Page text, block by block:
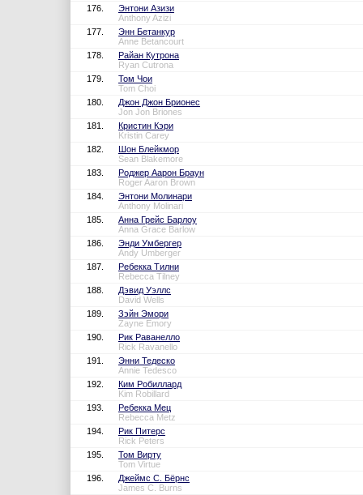
176.
Энтони Азизи
Anthony Azizi
177.
Энн Бетанкур
Anne Betancourt
178.
Райан Кутрона
Ryan Cutrona
179.
Том Чои
Tom Choi
180.
Джон Джон Брионес
Jon Jon Briones
181.
Кристин Кэри
Kristin Carey
182.
Шон Блейкмор
Sean Blakemore
183.
Роджер Аарон Браун
Roger Aaron Brown
184.
Энтони Молинари
Anthony Molinari
185.
Анна Грейс Барлоу
Anna Grace Barlow
186.
Энди Умбергер
Andy Umberger
187.
Ребекка Тилни
Rebecca Tilney
188.
Дэвид Уэллс
David Wells
189.
Зэйн Эмори
Zayne Emory
190.
Рик Раванелло
Rick Ravanello
191.
Энни Тедеско
Annie Tedesco
192.
Ким Робиллард
Kim Robillard
193.
Ребекка Мец
Rebecca Metz
194.
Рик Питерс
Rick Peters
195.
Том Вирту
Tom Virtue
196.
Джеймс С. Бёрнс
James C. Burns